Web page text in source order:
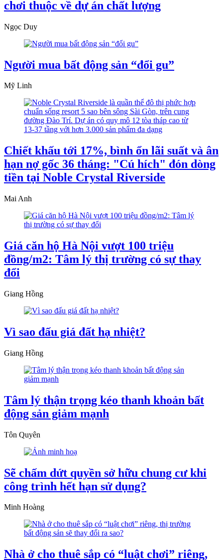
chơi thuộc về dự án chất lượng
Ngọc Duy
Người mua bất động sản “đổi gu”
Mỹ Linh
Chiết khấu tới 17%, bình ổn lãi suất và ân
hạn nợ gốc 36 tháng: "Cú hích" đón dòng
tiền tại Noble Crystal Riverside
Mai Anh
Giá căn hộ Hà Nội vượt 100 triệu
đồng/m2: Tâm lý thị trường có sự thay
đổi
Giang Hồng
Vì sao đấu giá đất hạ nhiệt?
Giang Hồng
Tâm lý thận trọng kéo thanh khoản bất
động sản giảm mạnh
Tôn Quyên
Sẽ chấm dứt quyền sở hữu chung cư khi
công trình hết hạn sử dụng?
Minh Hoàng
Nhà ở cho thuê sắp có “luật chơi” riêng,